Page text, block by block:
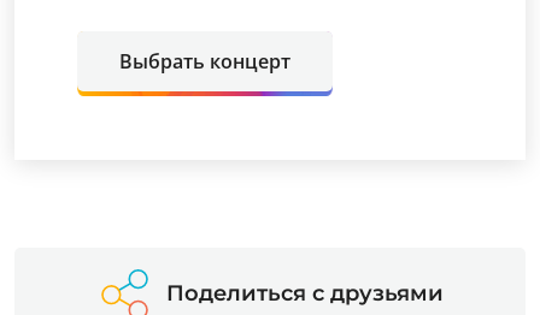
Выбрать концерт
Поделиться с друзьями